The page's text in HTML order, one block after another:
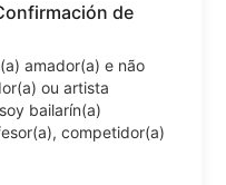
de
amador(a) e não
ou artista
bailarín(a)
competidor(a)